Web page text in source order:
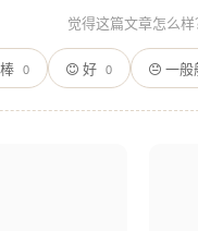
觉得这篇文章怎么样
0 好 0 一般